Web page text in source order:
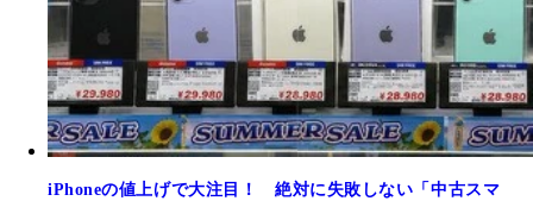
iPhoneの値上げで大注目！ 絶対に失敗しない「中古スマ